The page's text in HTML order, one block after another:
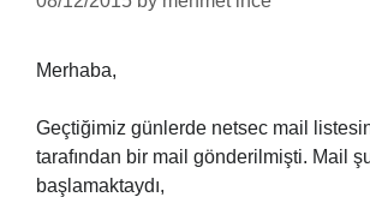
Merhaba,
Geçtiğimiz günlerde netsec mail
tarafından bir mail gönderilmişti. Mail
başlamaktaydı,